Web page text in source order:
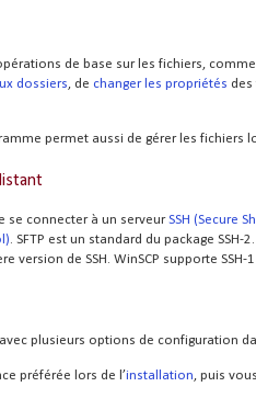
de base sur les fichiers, comme
dossiers , de changer les propriétés des
permet aussi de gérer les fichiers
se connecter à un serveur SSH (Secure
SFTP est un standard du package SSH-2
version de SSH . WinSCP supporte SSH-1
plusieurs options de configuration
préférée lors de l’installation , puis